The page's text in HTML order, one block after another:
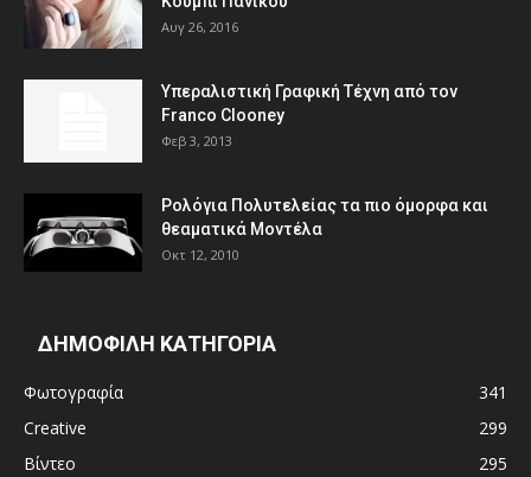
Αυγ 26, 2016
Υπεραλιστική Γραφική Τέχνη από τον
Franco Clooney
Φεβ 3, 2013
Ρολόγια Πολυτελείας τα πιο όμορφα και
θεαματικά Μοντέλα
Οκτ 12, 2010
ΔΗΜΟΦΙΛΗ ΚΑΤΗΓΟΡΙΑ
Φωτογραφία
341
Creative
299
Βίντεο
295